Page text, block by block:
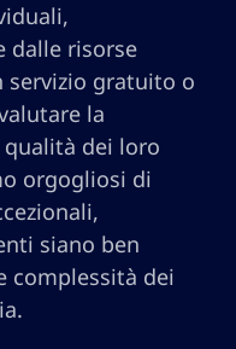
dalle risorse
servizio gratuito o
la
dei loro
orgogliosi di
siano ben
complessità dei